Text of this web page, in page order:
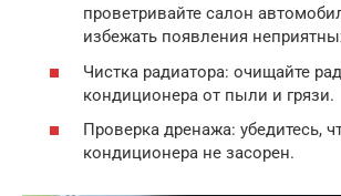
проветривайте салон
избежать появления
Чистка радиатора: очищайте
кондиционера от пыли и грязи.
Проверка дренажа: убедитесь,
кондиционера не засорен.